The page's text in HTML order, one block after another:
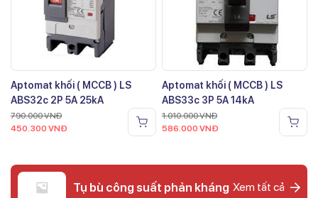
Aptomat khối ( MCCB ) LS
ABS32c 2P 5A 25kA
790.000VNĐ
450.300 VNĐ
Aptomat khối ( MCCB ) LS
ABS33c 3P 5A 14kA
1.010.000VNĐ
586.000 VNĐ
Tụ bù công suất phản kháng Xem tất cả